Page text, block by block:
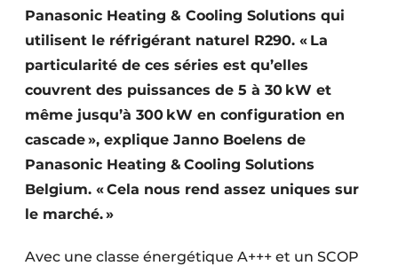
Panasonic Heating & Cooling Solutions qui
utilisent le réfrigérant naturel R290. « La
particularité de ces séries est qu’elles
couvrent des puissances de 5 à 30 kW et
même jusqu’à 300 kW en configuration en
cascade », explique Janno Boelens de
Panasonic Heating & Cooling Solutions
Belgium. « Cela nous rend assez uniques sur
le marché. »
Avec une classe énergétique A+++ et un SCOP